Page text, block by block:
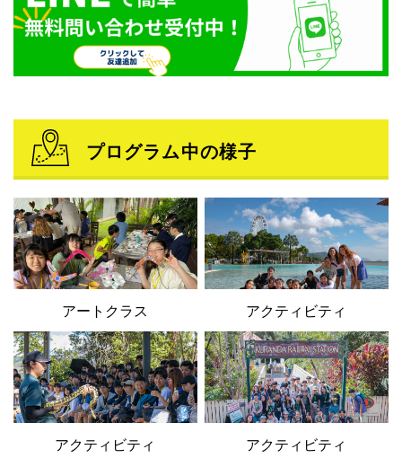
プログラム中の様子
アートクラス アクティビティ
アクティビティ アクティビティ